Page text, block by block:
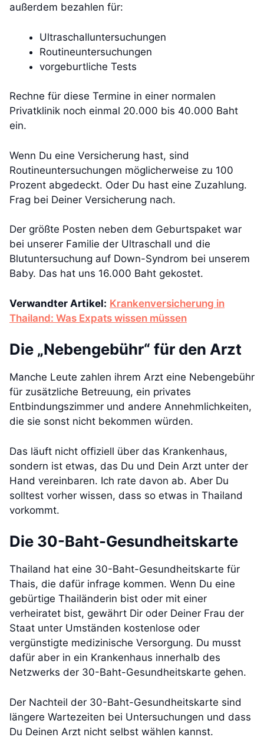
außerdem bezahlen für:
Ultraschalluntersuchungen
Routineuntersuchungen
vorgeburtliche Tests
Rechne für diese Termine in einer normalen
Privatklinik noch einmal 20.000 bis 40.000 Baht
ein.
Wenn Du eine Versicherung hast, sind
Routineuntersuchungen möglicherweise zu 100
Prozent abgedeckt. Oder Du hast eine Zuzahlung.
Frag bei Deiner Versicherung nach.
Der größte Posten neben dem Geburtspaket war
bei unserer Familie der Ultraschall und die
Blutuntersuchung auf Down-Syndrom bei unserem
Baby. Das hat uns 16.000 Baht gekostet.
Verwandter Artikel: Krankenversicherung in
Thailand: Was Expats wissen müssen
Die „Nebengebühr“ für den Arzt
Manche Leute zahlen ihrem Arzt eine Nebengebühr
für zusätzliche Betreuung, ein privates
Entbindungszimmer und andere Annehmlichkeiten,
die sie sonst nicht bekommen würden.
Das läuft nicht offiziell über das Krankenhaus,
sondern ist etwas, das Du und Dein Arzt unter der
Hand vereinbaren. Ich rate davon ab. Aber Du
solltest vorher wissen, dass so etwas in Thailand
vorkommt.
Die 30-Baht-Gesundheitskarte
Thailand hat eine 30-Baht-Gesundheitskarte für
Thais, die dafür infrage kommen. Wenn Du eine
gebürtige Thailänderin bist oder mit einer
verheiratet bist, gewährt Dir oder Deiner Frau der
Staat unter Umständen kostenlose oder
vergünstigte medizinische Versorgung. Du musst
dafür aber in ein Krankenhaus innerhalb des
Netzwerks der 30-Baht-Gesundheitskarte gehen.
Der Nachteil der 30-Baht-Gesundheitskarte sind
längere Wartezeiten bei Untersuchungen und dass
Du Deinen Arzt nicht selbst wählen kannst.